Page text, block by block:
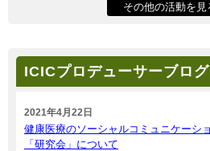
その他の活動を見
ICICプロデューサーブログ
2021年4月22日
健康医療のソーシャルコミュニケーシ
「研究会」について